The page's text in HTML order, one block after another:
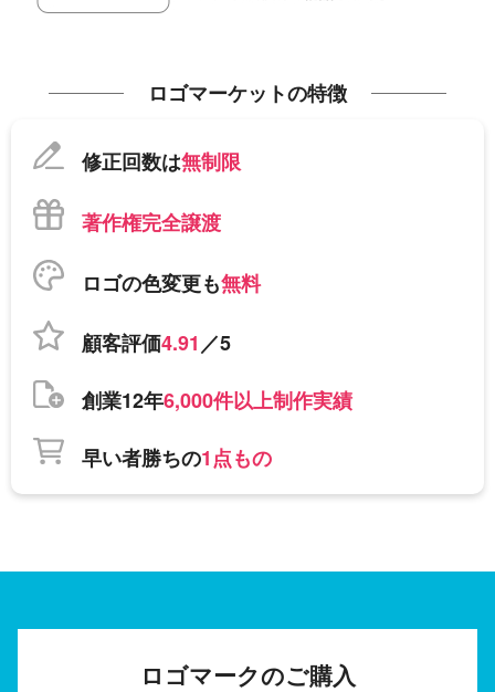
ロゴマーケットの特徴
修正回数は無制限
著作権完全譲渡
ロゴの色変更も無料
顧客評価4.91／5
創業12年6,000件以上制作実績
早い者勝ちの1点もの
ロゴマークのご購入